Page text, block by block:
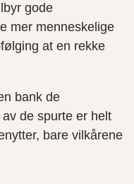
gode
mer menneskelige
at en rekke
bank de
av de spurte er helt
bare vilkårene